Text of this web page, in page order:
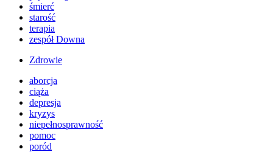
śmierć
starość
terapia
zespół Downa
Zdrowie
aborcja
ciąża
depresja
kryzys
niepełnosprawność
pomoc
poród